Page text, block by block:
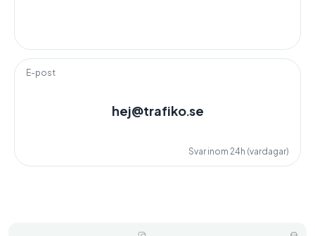
E-post
hej@trafiko.se
Svar inom 24h (vardagar)